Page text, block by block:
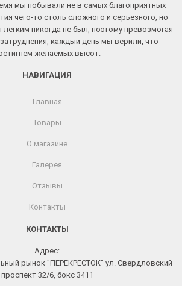
мы побывали не в самых благоприятных
чего-то столь сложного и серьезного, но
легким никогда не был, поэтому превозмогая
каждый день мы верили, что
желаемых высот.
НАВИГАЦИЯ
Главная
Товары
О магазине
Галерея
Отзывы
Контакты
КОНТАКТЫ
Адрес:
рынок "ПЕРЕКРЕСТОК" ул. Свердловский
проспект 32/6, бокс 3411